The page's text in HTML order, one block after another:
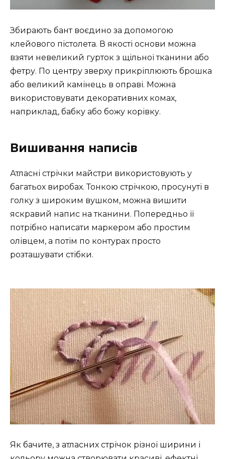
Збирають бант воєдино за допомогою
клейового пістолета. В якості основи можна
взяти невеликий гурток з щільної тканини або
фетру. По центру зверху прикріплюють брошка
або великий камінець в оправі. Можна
використовувати декоративних комах,
наприклад, бабку або божу корівку.
Вишивання написів
Атласні стрічки майстри використовують у
багатьох виробах. Тонкою стрічкою, просунуті в
голку з широким вушком, можна вишити
яскравий напис на тканини. Попередньо її
потрібно написати маркером або простим
олівцем, а потім по контурах просто
розташувати стібки.
Як бачите, з атласних стрічок різної ширини і